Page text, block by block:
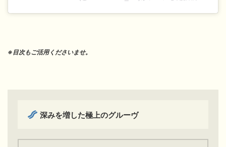
※目次もご活用くださいませ。
深みを増した極上のグルーヴ